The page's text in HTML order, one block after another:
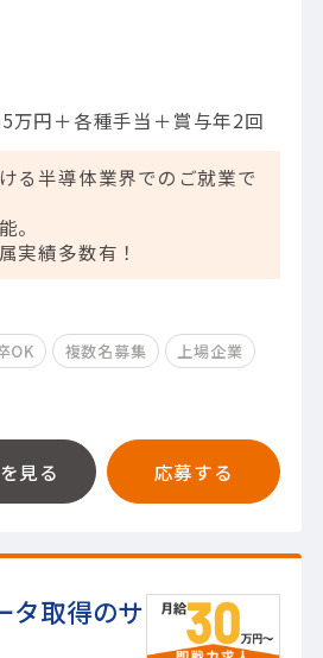
万円＋各種手当＋賞与年2回
る半導体業界でのご就業で
。
実績多数有！
OK 複数名募集
上場企業
見る 応募する
タ取得のサ